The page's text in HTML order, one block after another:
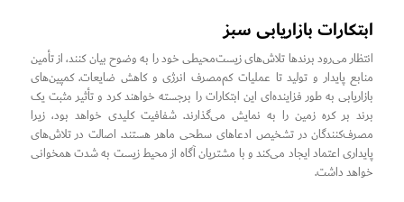
ابتکارات بازاریابی سبز
انتظار می‌رود برندها تلاش‌های زیست‌محیطی خود را به وضوح بیان کنند، از تأمین
منابع پایدار و تولید تا عملیات کم‌مصرف انرژی و کاهش ضایعات. کمپین‌های
بازاریابی به طور فزاینده‌ای این ابتکارات را برجسته خواهند کرد و تأثیر مثبت یک
برند بر کره زمین را به نمایش می‌گذارند. شفافیت کلیدی خواهد بود، زیرا
مصرف‌کنندگان در تشخیص ادعاهای سطحی ماهر هستند. اصالت در تلاش‌های
پایداری اعتماد ایجاد می‌کند و با مشتریان آگاه از محیط زیست به شدت همخوانی
خواهد داشت.